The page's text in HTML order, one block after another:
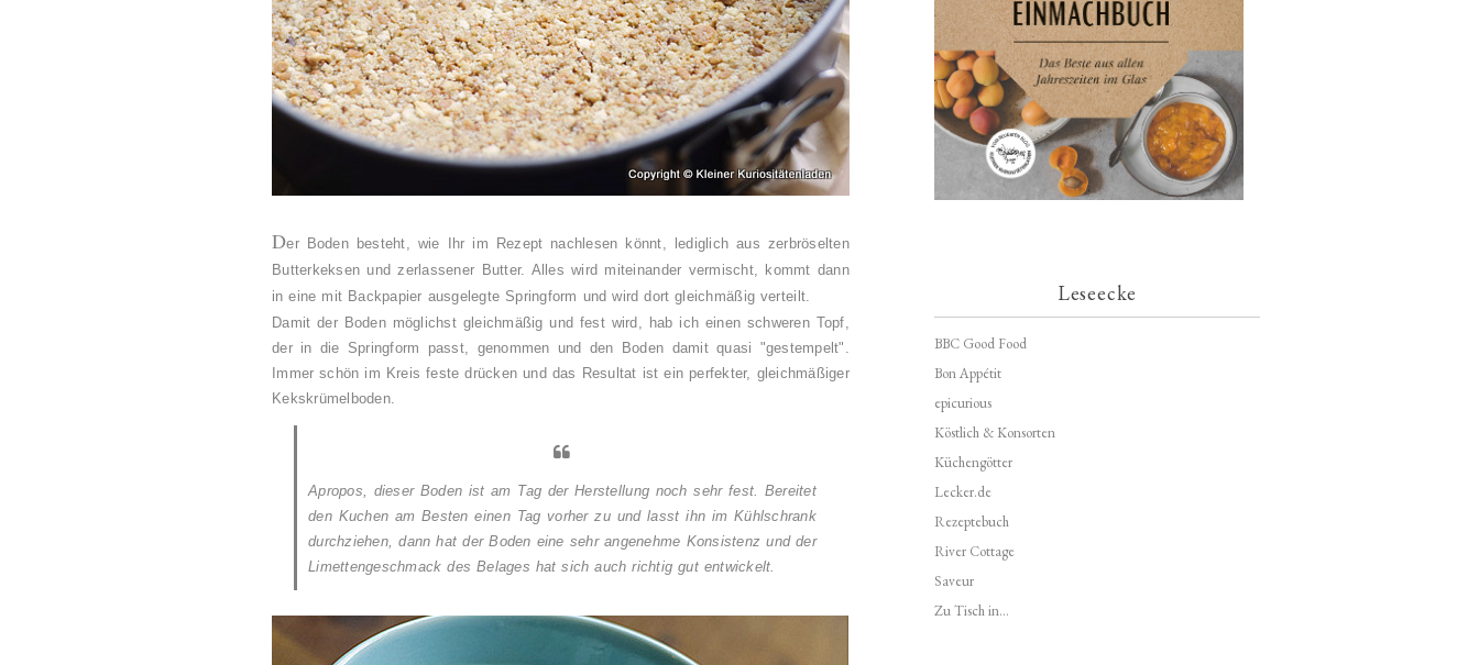
Der Boden besteht, wie Ihr im Rezept nachlesen könnt, lediglich aus zerbröselten
Butterkeksen und zerlassener Butter. Alles wird miteinander vermischt, kommt dann
in eine mit Backpapier ausgelegte Springform und wird dort gleichmäßig verteilt.
Damit der Boden möglichst gleichmäßig und fest wird, hab ich einen schweren Topf,
der in die Springform passt, genommen und den Boden damit quasi "gestempelt".
Immer schön im Kreis feste drücken und das Resultat ist ein perfekter, gleichmäßiger
Kekskrümelboden.
Apropos, dieser Boden ist am Tag der Herstellung noch sehr fest. Bereitet
den Kuchen am Besten einen Tag vorher zu und lasst ihn im Kühlschrank
durchziehen, dann hat der Boden eine sehr angenehme Konsistenz und der
Limettengeschmack des Belages hat sich auch richtig gut entwickelt.
Leseecke
BBC Good Food
Bon Appétit
epicurious
Köstlich & Konsorten
Küchengötter
Lecker.de
Rezeptebuch
River Cottage
Saveur
Zu Tisch in...